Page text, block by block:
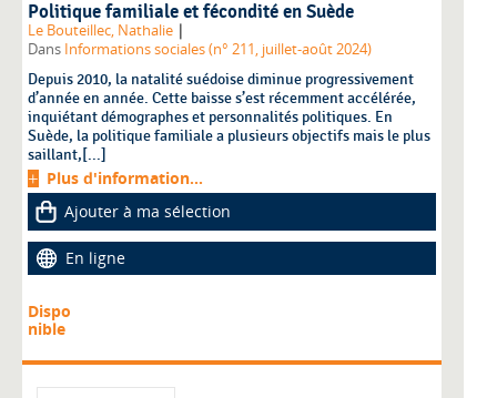
Politique familiale et fécondité en Suède
Le Bouteillec, Nathalie |
Dans Informations sociales (n° 211, juillet-août 2024)
Depuis 2010, la natalité suédoise diminue progressivement
d’année en année. Cette baisse s’est récemment accélérée,
inquiétant démographes et personnalités politiques. En
Suède, la politique familiale a plusieurs objectifs mais le plus
saillant,[...]
Plus d'information...
Ajouter à ma sélection
En ligne
Dispo
nible